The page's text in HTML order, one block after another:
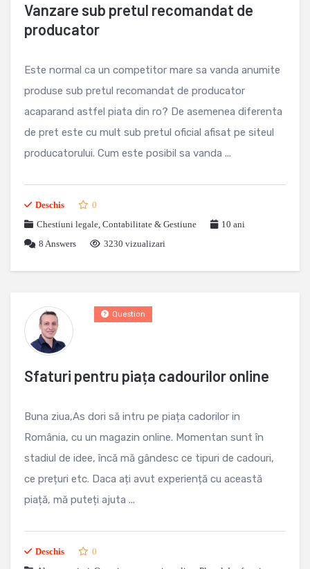
Vanzare sub pretul recomandat de
producator
Este normal ca un competitor mare sa vanda anumite
produse sub pretul recomandat de producator
acaparand astfel piata din ro? De asemenea diferenta
de pret este cu mult sub pretul oficial afisat pe siteul
producatorului. Cum este posibil sa vanda ...
Deschis
0
Chestiuni legale, Contabilitate & Gestiune
10 ani
8 Answers 3230 vizualizari
Sfaturi pentru piața cadourilor online
Question
Buna ziua,As dori să intru pe piața cadorilor in
România, cu un magazin online. Momentan sunt în
stadiul de idee, încă mă gândesc ce tipuri de cadouri,
ce prețuri etc. Daca ați avut experiență cu această
piață, mă puteți ajuta ...
Deschis
0